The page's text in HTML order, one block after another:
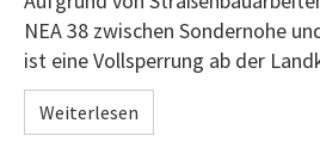
NEA 38 zwischen Sondernohe
ist eine Vollsperrung ab der
Weiterlesen